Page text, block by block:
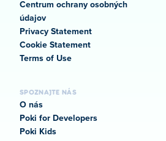
Centrum ochrany osobných
údajov
Privacy Statement
Cookie Statement
Terms of Use
SPOZNAJTE NÁS
O nás
Poki for Developers
Poki Kids